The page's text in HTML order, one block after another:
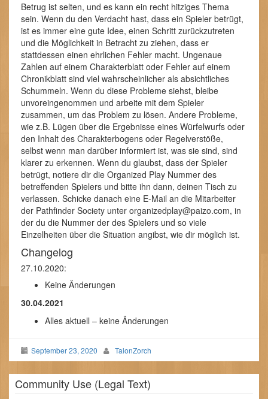
Betrug ist selten, und es kann ein recht hitziges Thema
sein. Wenn du den Verdacht hast, dass ein Spieler betrügt,
ist es immer eine gute Idee, einen Schritt zurückzutreten
und die Möglichkeit in Betracht zu ziehen, dass er
stattdessen einen ehrlichen Fehler macht. Ungenaue
Zahlen auf einem Charakterblatt oder Fehler auf einem
Chronikblatt sind viel wahrscheinlicher als absichtliches
Schummeln. Wenn du diese Probleme siehst, bleibe
unvoreingenommen und arbeite mit dem Spieler
zusammen, um das Problem zu lösen. Andere Probleme,
wie z.B. Lügen über die Ergebnisse eines Würfelwurfs oder
den Inhalt des Charakterbogens oder Regelverstöße,
selbst wenn man darüber informiert ist, was sie sind, sind
klarer zu erkennen. Wenn du glaubst, dass der Spieler
betrügt, notiere dir die Organized Play Nummer des
betreffenden Spielers und bitte ihn dann, deinen Tisch zu
verlassen. Schicke danach eine E-Mail an die Mitarbeiter
der Pathfinder Society unter organizedplay@paizo.com, in
der du die Nummer der des Spielers und so viele
Einzelheiten über die Situation angibst, wie dir möglich ist.
Changelog
27.10.2020:
Keine Änderungen
30.04.2021
Alles aktuell – keine Änderungen
September 23, 2020 TalonZorch
Community Use (Legal Text)